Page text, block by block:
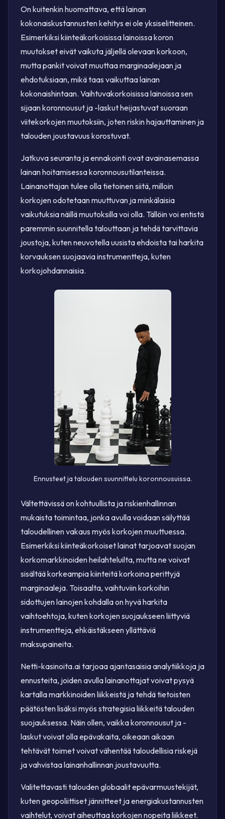
On kuitenkin huomattava, että lainan
kokonaiskustannusten kehitys ei ole yksiselitteinen.
Esimerkiksi kiinteäkorkoisissa lainoissa koron
muutokset eivät vaikuta jäljellä olevaan korkoon,
mutta pankit voivat muuttaa marginaalejaan ja
ehdotuksiaan, mikä taas vaikuttaa lainan
kokonaishintaan. Vaihtuvakorkoisissa lainoissa sen
sijaan koronnousut ja -laskut heijastuvat suoraan
viitekorkojen muutoksiin, joten riskin hajauttaminen ja
talouden joustavuus korostuvat.
Jatkuva seuranta ja ennakointi ovat avainasemassa
lainan hoitamisessa koronnousutilanteissa.
Lainanottajan tulee olla tietoinen siitä, milloin
korkojen odotetaan muuttuvan ja minkälaisia
vaikutuksia näillä muutoksilla voi olla. Tällöin voi entistä
paremmin suunnitella talouttaan ja tehdä tarvittavia
joustoja, kuten neuvotella uusista ehdoista tai harkita
korvauksen suojaavia instrumentteja, kuten
korkojohdannaisia.
Ennusteet ja talouden suunnittelu koronnousuissa.
Vältettävissä on kohtuullista ja riskienhallinnan
mukaista toimintaa, jonka avulla voidaan säilyttää
taloudellinen vakaus myös korkojen muuttuessa.
Esimerkiksi kiinteäkorkoiset lainat tarjoavat suojan
korkomarkkinoiden heilahteluilta, mutta ne voivat
sisältää korkeampia kiinteitä korkoina perittyjä
marginaaleja. Toisaalta, vaihtuviin korkoihin
sidottujen lainojen kohdalla on hyvä harkita
vaihtoehtoja, kuten korkojen suojaukseen liittyviä
instrumentteja, ehkäistäkseen yllättäviä
maksupaineita.
Netti-kasinoita.ai tarjoaa ajantasaisia analytiikkoja ja
ennusteita, joiden avulla lainanottajat voivat pysyä
kartalla markkinoiden liikkeistä ja tehdä tietoisten
päätösten lisäksi myös strategisia liikkeitä talouden
suojauksessa. Näin ollen, vaikka koronnousut ja -
laskut voivat olla epävakaita, oikeaan aikaan
tehtävät toimet voivat vähentää taloudellisia riskejä
ja vahvistaa lainanhallinnan joustavuutta.
Valitettavasti talouden globaalit epävarmuustekijät,
kuten geopoliittiset jännitteet ja energiakustannusten
vaihtelut, voivat aiheuttaa korkojen nopeita liikkeet.